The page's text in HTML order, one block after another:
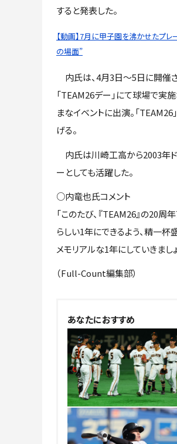
すると発表した。
【動画】7月に甲子園を沸かせたプ
の場面”
内氏は、4月3日～5日に開催
「TEAM26デー」にて球場で実
まなイベントに出演。「
げる。
内氏は川崎工高から2003年ド
ーとしても活躍した。
○内竜也氏コメント
「このたび、『TEAM26』の20
らしい1年にできるよう、精一
メモリアルな1年にしていきまし
（Full-Count編集部）
あなたにおすすめ